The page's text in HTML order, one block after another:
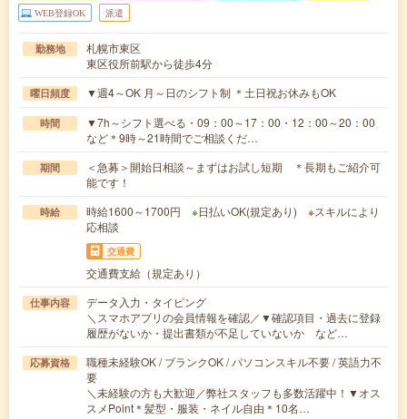
WEB登録OK 派遣
勤務地
札幌市東区
東区役所前駅から徒歩4分
曜日頻度 ▼週4～OK 月～日のシフト制 ＊土日祝お休みもOK
時間
▼7h～シフト選べる・09：00～17：00・12：00～20：00
など＊9時～21時間でご相談くだ…
期間
＜急募＞開始日相談～まずはお試し短期 ＊長期もご紹介可
能です！
時給
時給1600～1700円 ※日払いOK(規定あり) ※スキルにより
応相談
交通費
交通費支給（規定あり）
仕事内容
データ入力・タイピング
＼スマホアプリの会員情報を確認／▼確認項目・過去に登録
履歴がないか・提出書類が不足していないか など…
応募資格
職種未経験OK / ブランクOK / パソコンスキル不要 / 英語力不
要
＼未経験の方も大歓迎／弊社スタッフも多数活躍中！▼オス
スメPoint＊髪型・服装・ネイル自由＊10名…